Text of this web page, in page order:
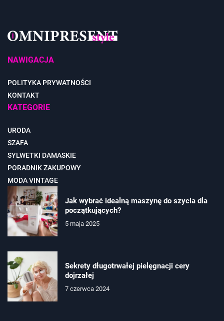
NAWIGACJA
POLITYKA PRYWATNOŚCI
KONTAKT
KATEGORIE
URODA
SZAFA
SYLWETKI DAMASKIE
PORADNIK ZAKUPOWY
MODA VINTAGE
Jak wybrać idealną maszynę do szycia dla
początkujących?
5 maja 2025
Sekrety długotrwałej pielęgnacji cery
dojrzałej
7 czerwca 2024